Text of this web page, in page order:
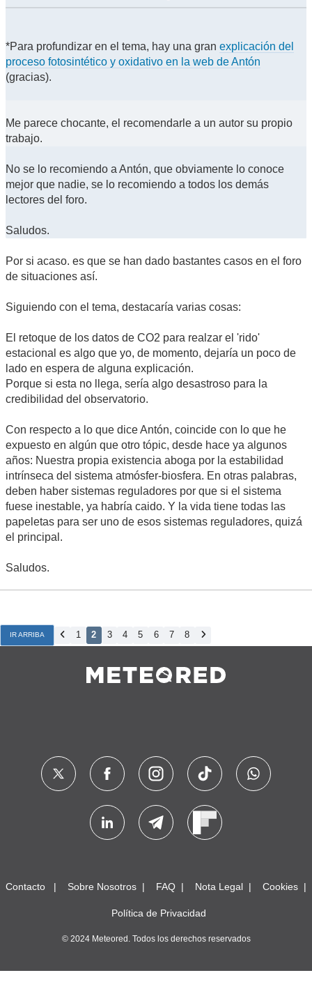
*Para profundizar en el tema, hay una gran explicación del
proceso fotosintético y oxidativo en la web de Antón
(gracias).
Me parece chocante, el recomendarle a un autor su propio
trabajo.
No se lo recomiendo a Antón, que obviamente lo conoce
mejor que nadie, se lo recomiendo a todos los demás
lectores del foro.
Saludos.
Por si acaso. es que se han dado bastantes casos en el foro
de situaciones así.
Siguiendo con el tema, destacaría varias cosas:
El retoque de los datos de CO2 para realzar el 'rido'
estacional es algo que yo, de momento, dejaría un poco de
lado en espera de alguna explicación.
Porque si esta no llega, sería algo desastroso para la
credibilidad del observatorio.
Con respecto a lo que dice Antón, coincide con lo que he
expuesto en algún que otro tópic, desde hace ya algunos
años: Nuestra propia existencia aboga por la estabilidad
intrínseca del sistema atmósfer-biosfera. En otras palabras,
deben haber sistemas reguladores por que si el sistema
fuese inestable, ya habría caido. Y la vida tiene todas las
papeletas para ser uno de esos sistemas reguladores, quizá
el principal.
Saludos.
IR ARRIBA 1 2 3 4 5 6 7 8
Contacto Sobre Nosotros FAQ Nota Legal Cookies
Política de Privacidad
© 2024 Meteored. Todos los derechos reservados